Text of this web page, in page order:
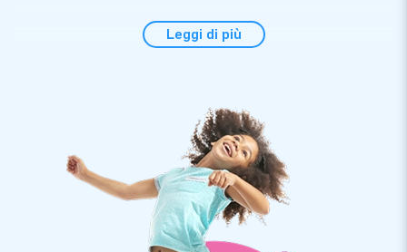
verpleegster met haar korte uniform, hoofdkapje en grote
de zorg hebben. Of die wel houden van een beetje gewaagde
Sarah pop. De pop wordt geleverd met een los setje cijfers
van 0-9 en is dus ook geschikt om al die andere bijzondere
verjaardagen mee te vieren. De opblaasbare Sarah is in nog
geen 10 minuten op te zetten door 1 persoon. Zij wordt
compleet geleverd met een handleiding, verankermateriaal,
een blower om haar mee op te blazen en een tas om haar in
Leggi di più